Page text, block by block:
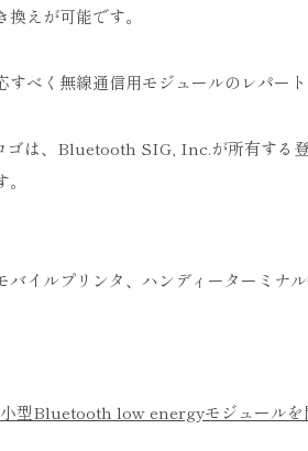
えが可能です。
べく無線通信用モジュールのレパート
は、Bluetooth SIG, Inc.が所有する
バイルプリンタ、ハンディーターミナ
型Bluetooth low energyモジュール